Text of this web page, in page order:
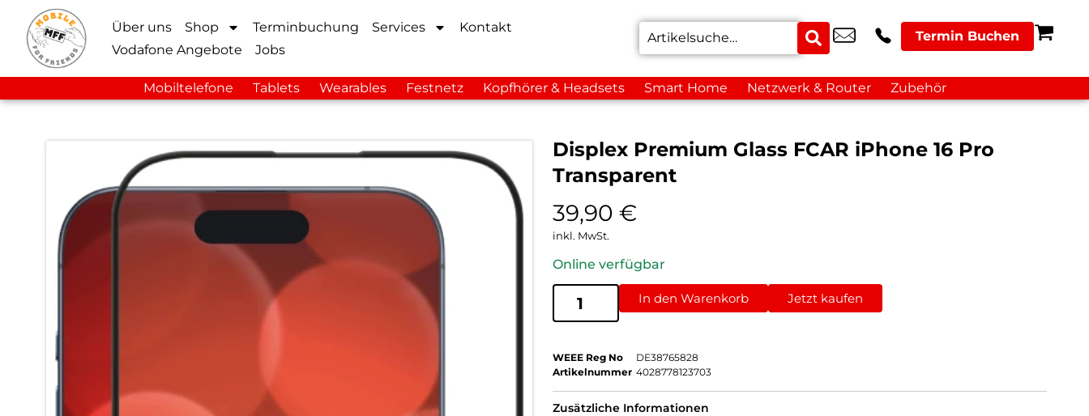
Über uns Shop Terminbuchung Services
Kontakt
Vodafone Angebote
Jobs
Termin Buchen
Mobiltelefone Tablets Wearables Festnetz Kopfhörer & Headsets Smart Home Netzwerk & Router Zubehör
Displex Premium Glass FCAR iPhone 16 Pro
Transparent
39,90 €
inkl. MwSt.
Online verfügbar
In den Warenkorb Jetzt kaufen
WEEE Reg No
DE38765828
Artikelnummer 4028778123703
Zusätzliche Informationen